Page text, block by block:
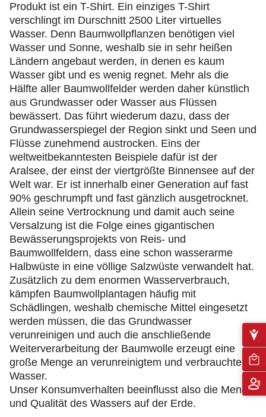
Produkt ist ein T-Shirt. Ein einziges T-Shirt
verschlingt im Durschnitt 2500 Liter virtuelles
Wasser. Denn Baumwollpflanzen benötigen viel
Wasser und Sonne, weshalb sie in sehr heißen
Ländern angebaut werden, in denen es kaum
Wasser gibt und es wenig regnet. Mehr als die
Hälfte aller Baumwollfelder werden daher künstlich
aus Grundwasser oder Wasser aus Flüssen
bewässert. Das führt wiederum dazu, dass der
Grundwasserspiegel der Region sinkt und Seen und
Flüsse zunehmend austrocken. Eins der
weltweitbekanntesten Beispiele dafür ist der
Aralsee, der einst der viertgrößte Binnensee auf der
Welt war. Er ist innerhalb einer Generation auf fast
90% geschrumpft und fast gänzlich ausgetrocknet.
Allein seine Vertrocknung und damit auch seine
Versalzung ist die Folge eines gigantischen
Bewässerungsprojekts von Reis- und
Baumwollfeldern, dass eine schon wasserarme
Halbwüste in eine völlige Salzwüste verwandelt hat.
Zusätzlich zu dem enormen Wasserverbrauch,
kämpfen Baumwollplantagen häufig mit
Schädlingen, weshalb chemische Mittel eingesetzt
werden müssen, die das Grundwasser
verunreinigen und auch die anschließende
Weiterverarbeitung der Baumwolle erzeugt eine
große Menge an verunreinigtem und verbrauchtem
Wasser.
Unser Konsumverhalten beeinflusst also die Menge
und Qualität des Wassers auf der Erde.